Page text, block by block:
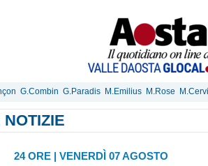
G.Combin G.Paradis M.Emilius M.Rose
24 ORE | VENERDÌ 07 AGOSTO